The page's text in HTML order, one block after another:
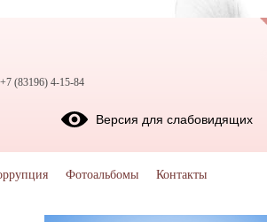
+7 (83196) 4-15-84
Версия для слабовидящих
Фотоальбомы Контакты